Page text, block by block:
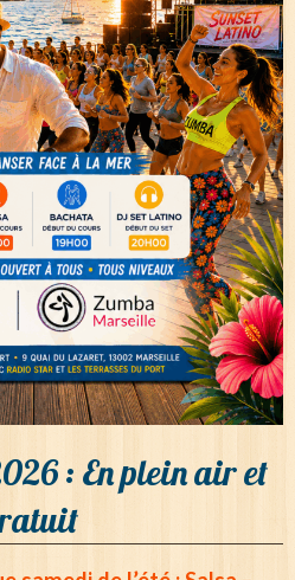
: En plein air et